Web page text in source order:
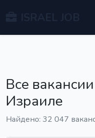
Все
Израиле
Найдено: 32 047